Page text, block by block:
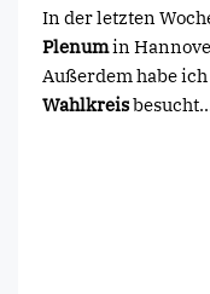
In der letzten
Plenumin
Außerdem habe
Wahlkreis